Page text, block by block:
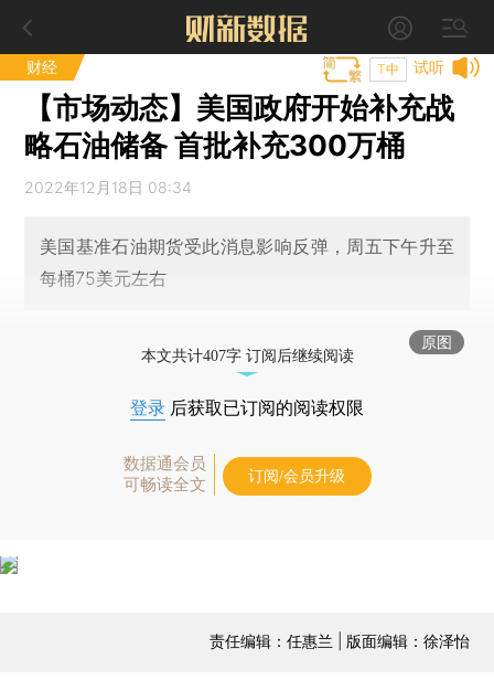
财经 试听
T中
【市场动态】美国政府开始补充战
略石油储备 首批补充300万桶
2022年12月18日 08:34
美国基准石油期货受此消息影响反弹，周五下午升至
每桶75美元左右
原图
本文共计407字 订阅后继续阅读
登录 后获取已订阅的阅读权限
数据通会员
可畅读全文
订阅/会员升级
责任编辑：任惠兰 | 版面编辑：徐泽怡